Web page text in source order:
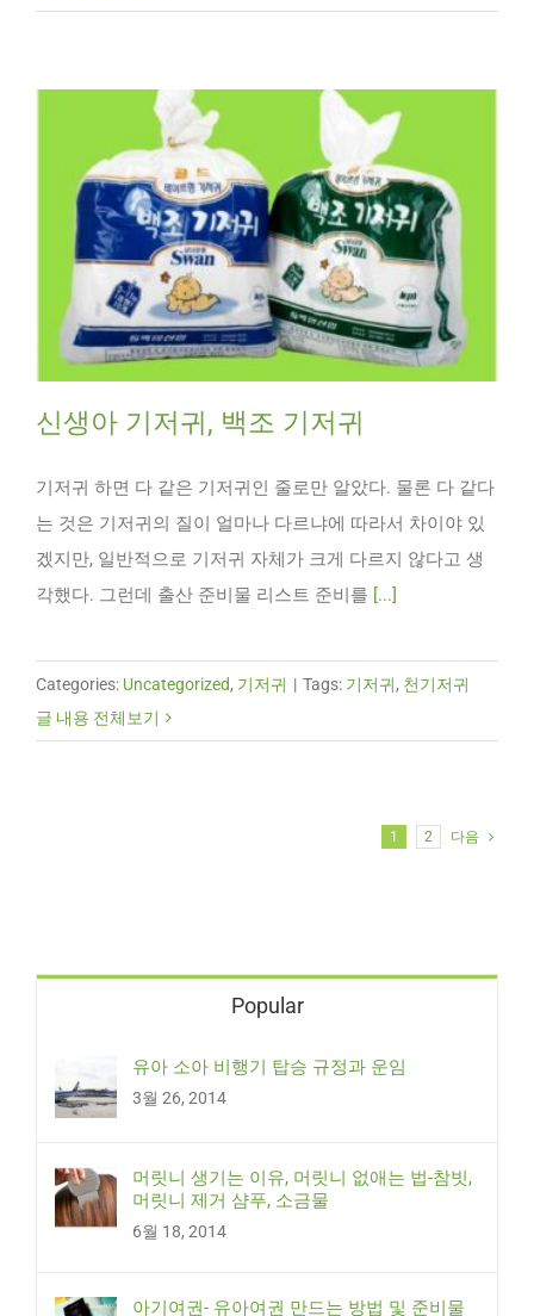
신생아 기저귀, 백조 기저귀
기저귀 하면 다 같은 기저귀인 줄로만 알았다. 물론 다 같다
는 것은 기저귀의 질이 얼마나 다르냐에 따라서 차이야 있
겠지만, 일반적으로 기저귀 자체가 크게 다르지 않다고 생
각했다. 그런데 출산 준비물 리스트 준비를 [...]
Categories: Uncategorized, 기저귀 | Tags: 기저귀, 천기저귀
글 내용 전체보기
1 2 다음
Popular
유아 소아 비행기 탑승 규정과 운임
3월 26, 2014
머릿니 생기는 이유, 머릿니 없애는 법-참빗,
머릿니 제거 샴푸, 소금물
6월 18, 2014
아기여권- 유아여권 만드는 방법 및 준비물